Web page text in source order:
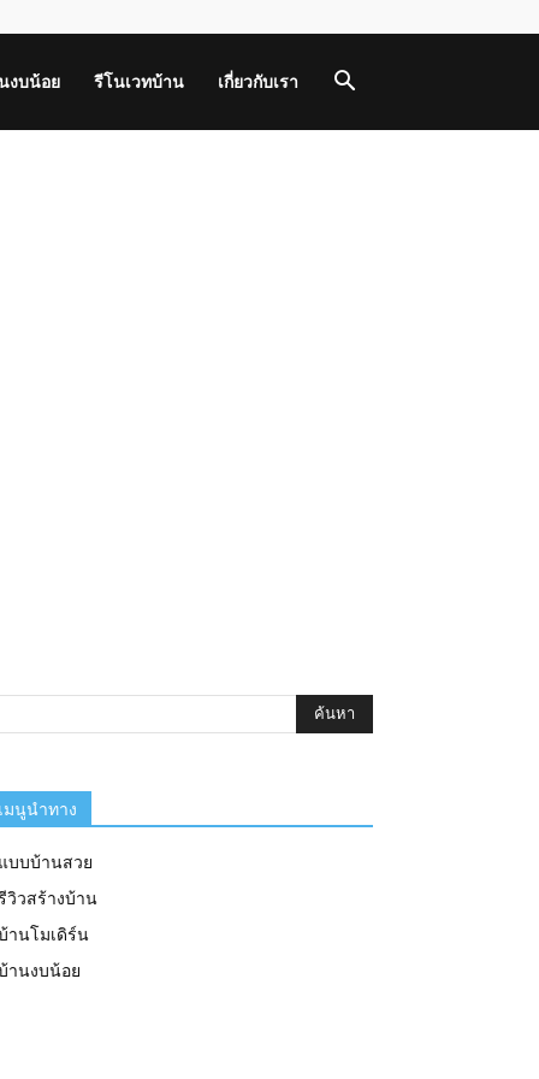
งบน้อย รีโนเวทบ้าน เกี่ยวกับเรา
เมนูนำทาง
แบบบ้านสวย
วิวสร้างบ้าน
านโมเดิร์น
านงบน้อย